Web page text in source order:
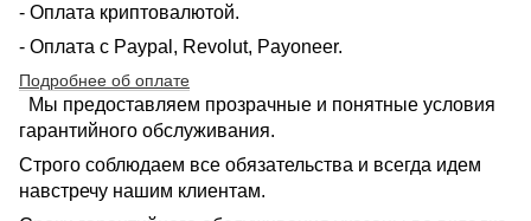
- Оплата криптовалютой.
- Оплата с Paypal, Revolut, Payoneer.
Подробнее об оплате
Мы предоставляем прозрачные и понятные условия
гарантийного обслуживания.
Строго соблюдаем все обязательства и всегда идем
навстречу нашим клиентам.